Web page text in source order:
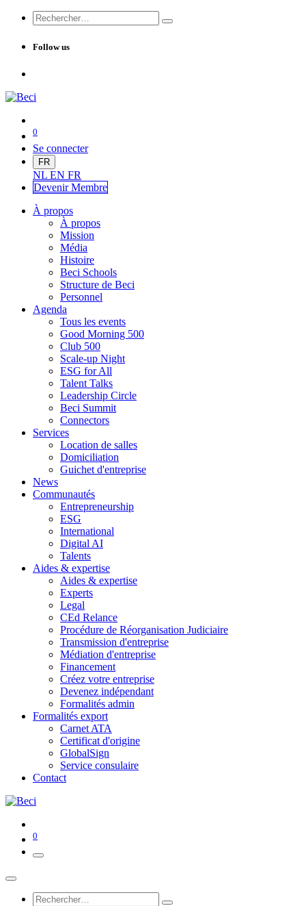
Follow us
0
Se connecter
FR
NL EN FR
Devenir Membre
À propos
À propos
Mission
Média
Histoire
Beci Schools
Structure de Beci
Personnel
Agenda
Tous les events
Good Morning 500
Club 500
Scale-up Night
ESG for All
Talent Talks
Leadership Circle
Beci Summit
Connectors
Services
Location de salles
Domiciliation
Guichet d'entreprise
News
Communautés
Entrepreneurship
ESG
International
Digital AI
Talents
Aides & expertise
Aides & expertise
Experts
Legal
CEd Relance
Procédure de Réorganisation Judiciaire
Transmission d'entreprise
Médiation d'entreprise
Financement
Créez votre entreprise
Devenez indépendant
Formalités admin
Formalités export
Carnet ATA
Certificat d'origine
GlobalSign
Service consulaire
Contact
0